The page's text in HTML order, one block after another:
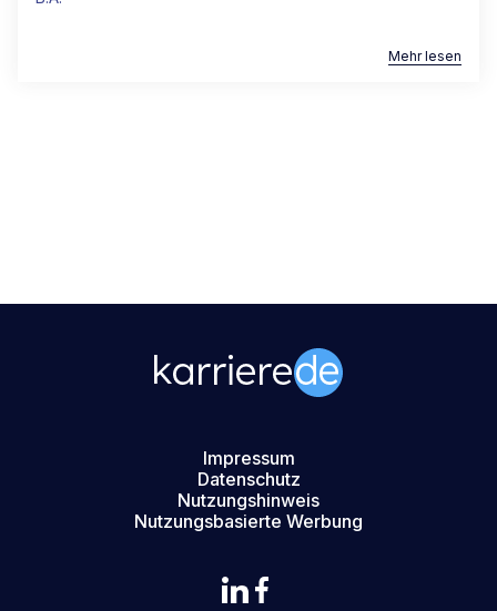
Mehr lesen
Impressum
Datenschutz
Nutzungshinweis
Nutzungsbasierte Werbung